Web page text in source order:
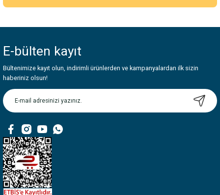
Görüş ve önerileriniz için teşekkür ederiz.
Ürün resmi kalitesiz, bozuk veya görüntülenemiyor.
Ürün açıklamasında eksik bilgiler bulunuyor.
Ürün bilgilerinde hatalar bulunuyor.
Bu ürüne benzer farklı alternatifler olmalı.
E-bülten kayıt
Bültenimize kayıt olun, indirimli ürünlerden ve kampanyalardan ilk sizin
haberiniz olsun!